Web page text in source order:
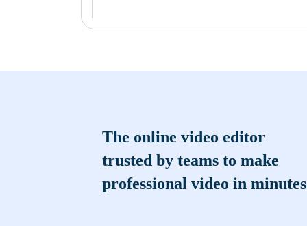
The online video editor
trusted by teams to make
professional video in minutes